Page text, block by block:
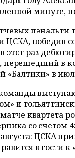
минуте,
пенальти
ЦСКА, победив
этот раз
перешедший в
«Балтики» в
и
квартета
со счетом
августа: ЦСКА
в гости к